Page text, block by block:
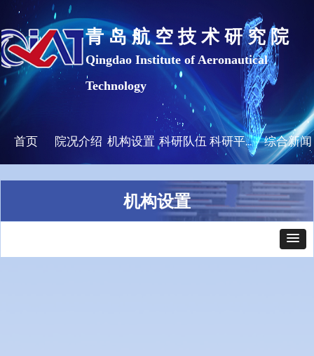
首页 院况介绍 机构设置 科研队伍 科研平台及成果 综合新闻
青 岛 航 空 技 术 研 究 院
Qingdao Institute of Aeronautical
Technology
机构设置